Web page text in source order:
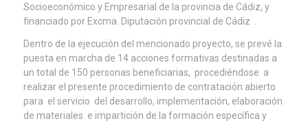
Socioeconómico y Empresarial de la provincia de Cádiz, y
financiado por Excma. Diputación provincial de Cádiz .
Dentro de la ejecución del mencionado proyecto, se prevé la
puesta en marcha de 14 acciones formativas destinadas a
un total de 150 personas beneficiarias, procediéndose a
realizar el presente procedimiento de contratación abierto
para el servicio del desarrollo, implementación, elaboración
de materiales e impartición de la formación específica y